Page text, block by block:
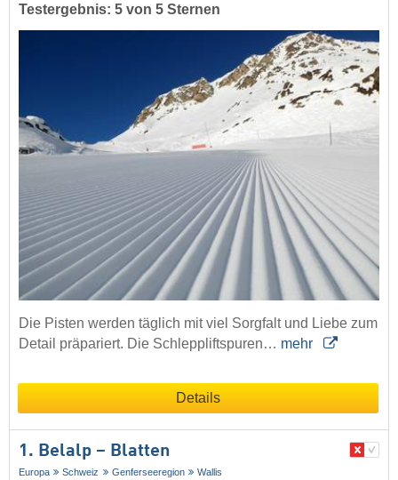
Testergebnis: 5 von 5 Sternen
Die Pisten werden täglich mit viel Sorgfalt und Liebe zum
Detail präpariert. Die Schleppliftspuren… mehr
Details
1. Belalp – Blatten
Europa Schweiz Genferseeregion Wallis